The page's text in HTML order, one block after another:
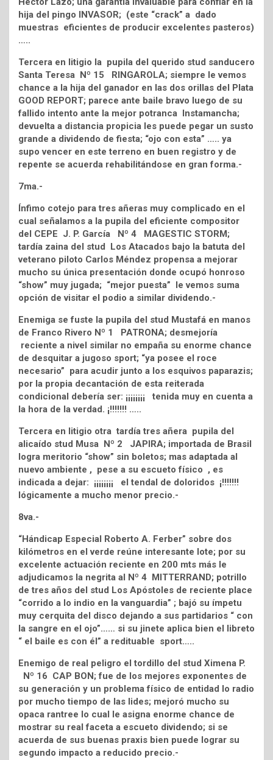
hija del pingo INVASOR; (este “crack” a dado
muestras eficientes de producir excelentes pasteros)
…..
Tercera en litigio la pupila del querido stud sanducero
Santa Teresa Nº 15 RINGAROLA; siempre le vemos
chance a la hija del ganador en las dos orillas del Plata
GOOD REPORT; parece ante baile bravo luego de su
fallido intento ante la mejor potranca Instamancha;
devuelta a distancia propicia les puede pegar un susto
grande a dividendo de fiesta; “ojo con esta” ….. ya
supo vencer en este terreno en buen registro y de
repente se acuerda rehabilitándose en gran forma.-
7ma.-
Ínfimo cotejo para tres añeras muy complicado en el
cual señalamos a la pupila del eficiente compositor
del CEPE J. P. García Nº 4 MAGESTIC STORM;
tardía zaina del stud Los Atacados bajo la batuta del
veterano piloto Carlos Méndez propensa a mejorar
mucho su única presentación donde ocupó honroso
“show” muy jugada; “mejor puesta” le vemos suma
opción de visitar el podio a similar dividendo.-
Enemiga se fuste la pupila del stud Mustafá en manos
de Franco Rivero Nº 1 PATRONA; desmejoría
reciente a nivel similar no empaña su enorme chance
de desquitar a jugoso sport; “ya posee el roce
necesario” para acudir junto a los esquivos paparazis;
por la propia decantación de esta reiterada
condicional debería ser: ¡¡¡¡¡¡¡¡ tenida muy en cuenta a
la hora de la verdad. ¡!!!!!!! …..
Tercera en litigio otra tardía tres añera pupila del
alicaído stud Musa Nº 2 JAPIRA; importada de Brasil
logra meritorio “show” sin boletos; mas adaptada al
nuevo ambiente , pese a su escueto físico , es
indicada a dejar: ¡¡¡¡¡¡¡¡ el tendal de doloridos ¡!!!!!!!
lógicamente a mucho menor precio.-
8va.-
“Hándicap Especial Roberto A. Ferber” sobre dos
kilómetros en el verde reúne interesante lote; por su
excelente actuación reciente en 200 mts más le
adjudicamos la negrita al Nº 4 MITTERRAND; potrillo
de tres años del stud Los Apóstoles de reciente place
“corrido a lo indio en la vanguardia” ; bajó su ímpetu
muy cerquita del disco dejando a sus partidarios “ con
la sangre en el ojo”…… si su jinete aplica bien el libreto
“ el baile es con él” a redituable sport…..
Enemigo de real peligro el tordillo del stud Ximena P.
Nº 16 CAP BON; fue de los mejores exponentes de
su generación y un problema físico de entidad lo radio
por mucho tiempo de las lides; mejoró mucho su
opaca rantree lo cual le asigna enorme chance de
mostrar su real faceta a escueto dividendo; si se
acuerda de sus buenas praxis bien puede lograr su
segundo impacto a reducido precio.-